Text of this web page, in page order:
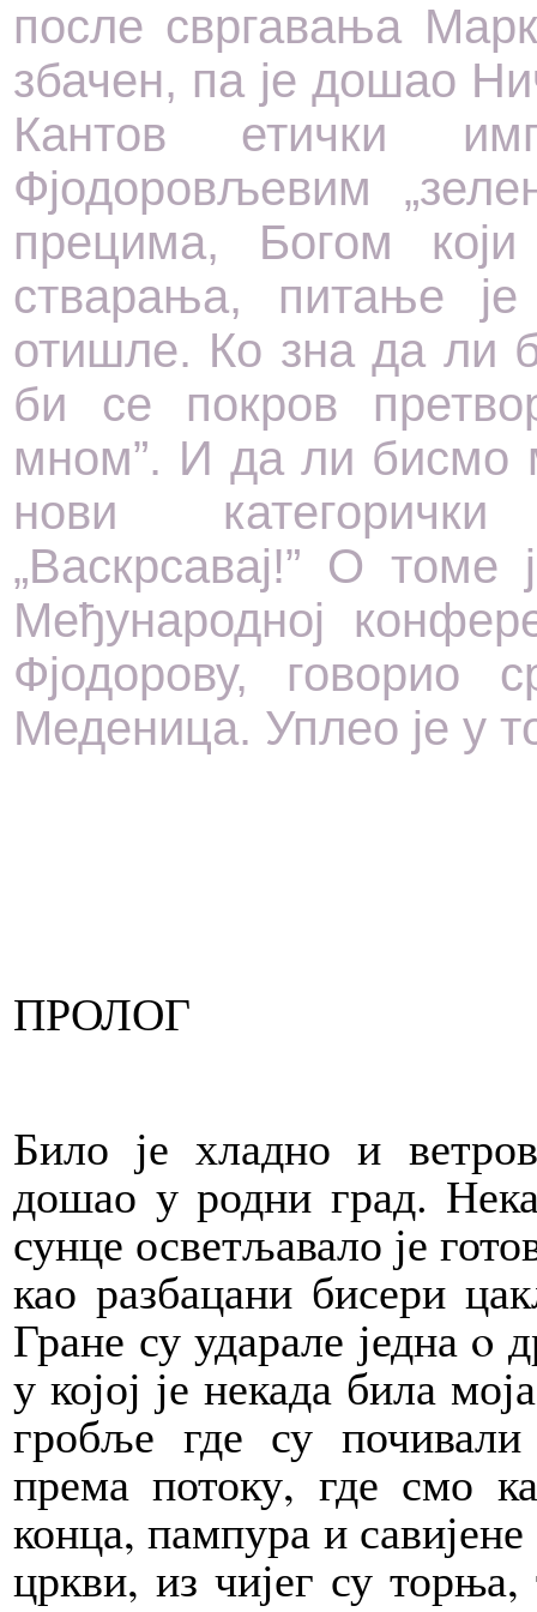
после свргавања
збачен, па је дошао
Кантов етички
Фјодоровљевим
прецима, Богом
стварања, питање
отишле. Ко зна да ли
би се покров
мном”. И да ли бисмо
нови
„Васкрсавај!” О томе
Међународној
Фјодорову, говорио
Меденица. Уплео је у
ПРОЛОГ
Било је хладно и
дошао у родни град.
сун­це осветљавало је
као разбацани бисери
Гране су ударале једна o
у којој је некада била
гробље где су
према потоку, где смо
конца, пампура и
цркви, из чијег су